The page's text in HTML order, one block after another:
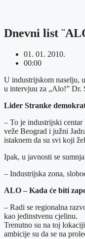
Dnevni list
01. 01. 2010.
00:00
U industrijskom naselju,
u intervjuu za „Alo!” Dr.
Lider Stranke
– To je industrijski
veže Beograd i južni
istaknem da su svi koji
Ipak, u javnosti se
– Industrijska zona,
ALO – Kada će biti
– Radi se regionalna
kao jedinstvenu cjelinu.
Trenutno su na toj
ambicije su da se na